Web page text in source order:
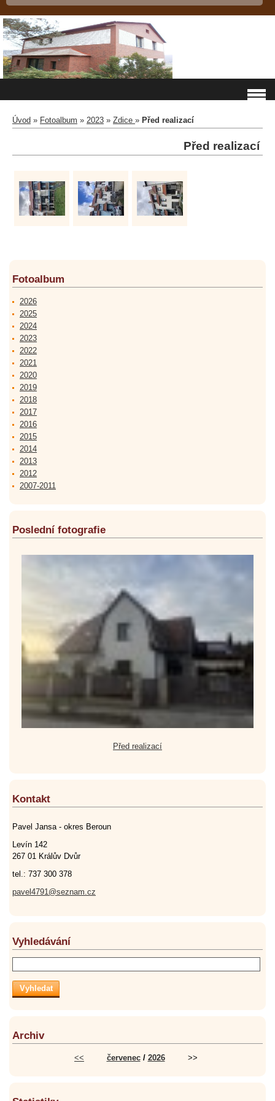
Úvod » Fotoalbum » 2023 » Zdice » Před realizací
Před realizací
Fotoalbum
2026
2025
2024
2023
2022
2021
2020
2019
2018
2017
2016
2015
2014
2013
2012
2007-2011
Poslední fotografie
Před realizací
Kontakt
Pavel Jansa - okres Beroun
Levín 142
267 01 Králův Dvůr
tel.: 737 300 378
pavel4791@seznam.cz
Vyhledávání
Archiv
<< červenec/ 2026 >>